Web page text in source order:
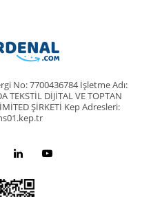
No: 7700436784 İşletme Adı:
TEKSTİL DİJİTAL VE TOPTAN
ŞİRKETİ Kep Adresleri: